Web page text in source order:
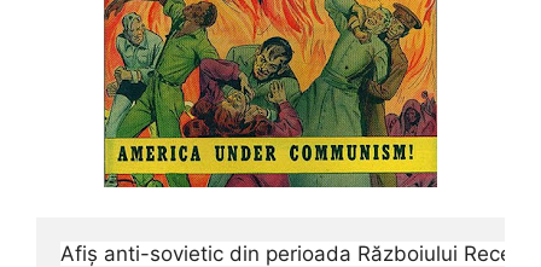
Afiș anti-sovietic din perioada Războiului Rece